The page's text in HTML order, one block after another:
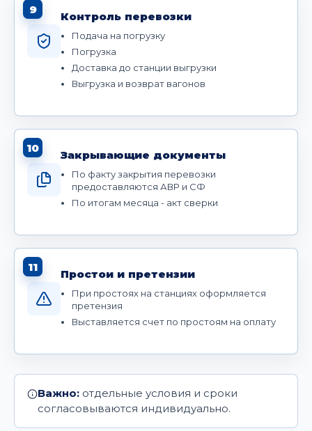
9
Контроль перевозки
Подача на погрузку
Погрузка
Доставка до станции выгрузки
Выгрузка и возврат вагонов
10
Закрывающие документы
По факту закрытия перевозки
предоставляются АВР и СФ
По итогам месяца - акт сверки
11
Простои и претензии
При простоях на станциях оформляется
претензия
Выставляется счет по простоям на оплату
Важно: отдельные условия и сроки
согласовываются индивидуально.